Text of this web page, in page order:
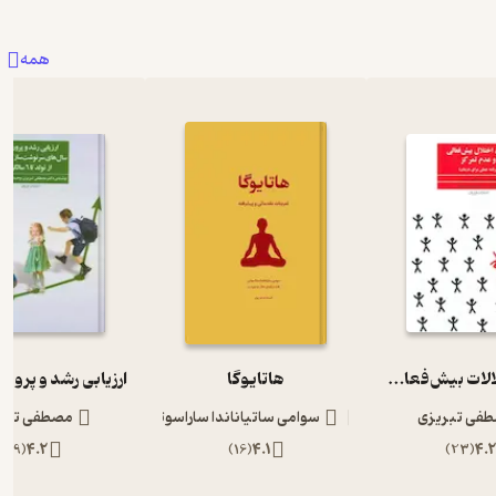
همه
درمان اختلالات بیش‌فعالی و عدم تمرکز (ADHD)
تبریزی
4.2
(
23
)
هاتایوگا
سوامی ساتیاناندا ساراسوتی
4.1
(
16
)
مصطفی
4.2
(
9